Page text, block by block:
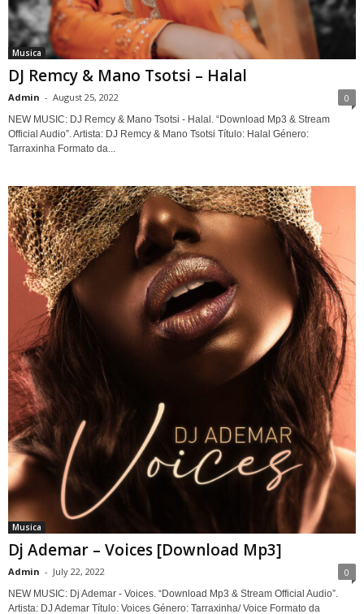
Musica
DJ Remcy & Mano Tsotsi – Halal
Admin - August 25, 2022 0
NEW MUSIC: DJ Remcy & Mano Tsotsi - Halal. “Download Mp3 & Stream
Official Audio”. Artista: DJ Remcy & Mano Tsotsi Título: Halal Género:
Tarraxinha Formato da...
Musica
Dj Ademar – Voices [Download Mp3]
Admin - July 22, 2022 0
NEW MUSIC: Dj Ademar - Voices. “Download Mp3 & Stream Official Audio”.
Artista: DJ Ademar Título: Voices Género: Tarraxinha/ Voice Formato da